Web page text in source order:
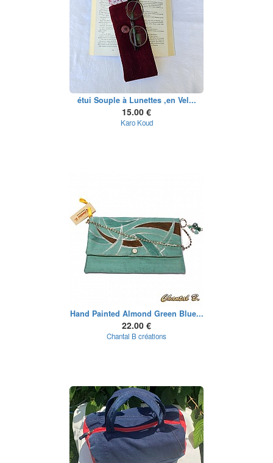
étui Souple à Lunettes ,en Vel...
15.00 €
Karo Koud
Hand Painted Almond Green Blue...
22.00 €
Chantal B créations